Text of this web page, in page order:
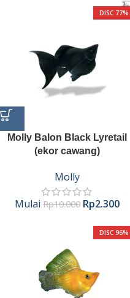
DISC 77%
Molly Balon Black Lyretail
(ekor cawang)
Molly
Mulai Rp10.000 Rp2.300
DISC 96%